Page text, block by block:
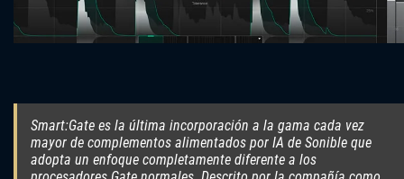
Smart:Gate es la última incorporación a la gama cada vez
mayor de complementos alimentados por IA de Sonible que
adopta un enfoque completamente diferente a los